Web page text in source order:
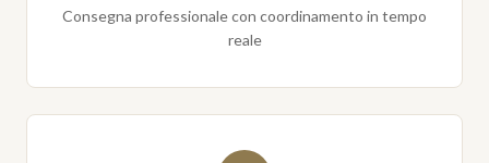
Consegna professionale con coordinamento in tempo
reale